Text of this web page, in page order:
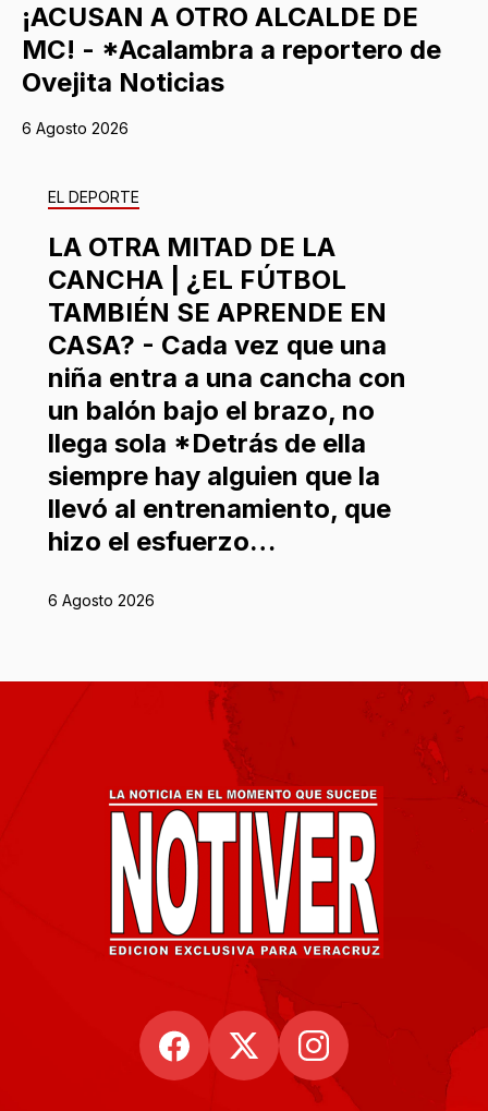
¡ACUSAN A OTRO ALCALDE DE
MC! - *Acalambra a reportero de
Ovejita Noticias
6 Agosto 2026
EL DEPORTE
LA OTRA MITAD DE LA
CANCHA | ¿EL FÚTBOL
TAMBIÉN SE APRENDE EN
CASA? - Cada vez que una
niña entra a una cancha con
un balón bajo el brazo, no
llega sola *Detrás de ella
siempre hay alguien que la
llevó al entrenamiento, que
hizo el esfuerzo…
6 Agosto 2026